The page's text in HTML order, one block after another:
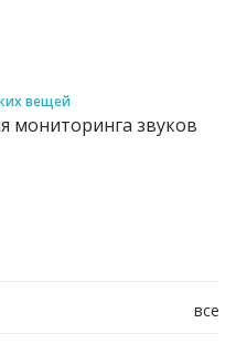
вещей
мониторинга звуков
все